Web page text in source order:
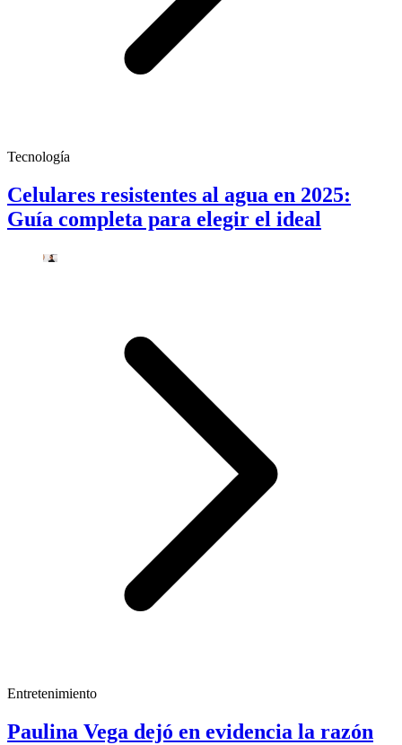
Tecnología
Celulares resistentes al agua en 2025:
Guía completa para elegir el ideal
Entretenimiento
Paulina Vega dejó en evidencia la razón